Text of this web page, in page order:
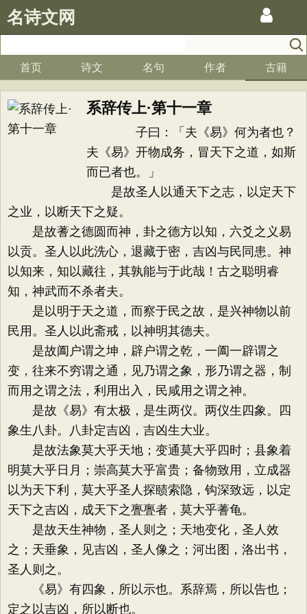
名诗文网
首页 诗文 名句 作者 古籍
系辞传上·第十一章
子曰：「夫《易》何为者也？
夫《易》开物成务，冒天下之道，如斯
而已者也。」
是故圣人以通天下之志，以定天下
之业，以断天下之疑。
是故蓍之德圆而神，卦之德方以知，六爻之义易
以贡。圣人以此洗心，退藏于密，吉凶与民同患。神
以知来，知以藏往，其孰能与于此哉！古之聪明睿
知，神武而不杀者夫。
是以明于天之道，而察于民之故，是兴神物以前
民用。圣人以此斋戒，以神明其德夫。
是故阖户谓之坤，辟户谓之乾，一阖一辟谓之
变，往来不穷谓之通，见乃谓之象，形乃谓之器，制
而用之谓之法，利用出入，民咸用之谓之神。
是故《易》有太极，是生两仪。两仪生四象。四
象生八卦。八卦定吉凶，吉凶生大业。
是故法象莫大乎天地；变通莫大乎四时；县象着
明莫大乎日月；崇高莫大乎富贵；备物致用，立成器
以为天下利，莫大乎圣人探赜索隐，钩深致远，以定
天下之吉凶，成天下之亹亹者，莫大乎蓍龟。
是故天生神物，圣人则之；天地变化，圣人效
之；天垂象，见吉凶，圣人像之；河出图，洛出书，
圣人则之。
《易》有四象，所以示也。系辞焉，所以告也；
定之以吉凶，所以断也。